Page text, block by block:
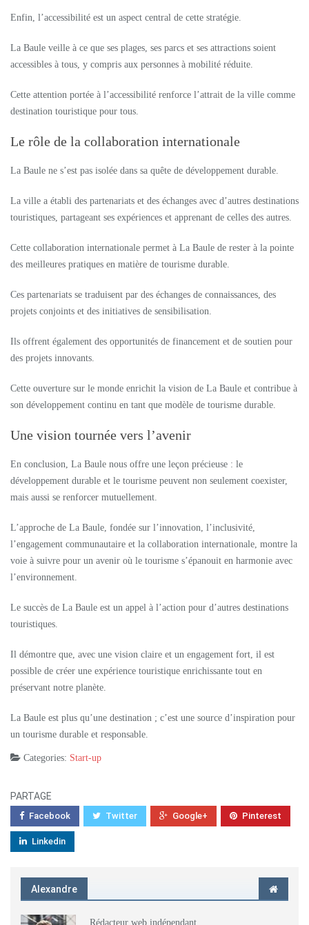
Enfin, l’accessibilité est un aspect central de cette stratégie.
La Baule veille à ce que ses plages, ses parcs et ses attractions soient
accessibles à tous, y compris aux personnes à mobilité réduite.
Cette attention portée à l’accessibilité renforce l’attrait de la ville comme
destination touristique pour tous.
Le rôle de la collaboration internationale
La Baule ne s’est pas isolée dans sa quête de développement durable.
La ville a établi des partenariats et des échanges avec d’autres destinations
touristiques, partageant ses expériences et apprenant de celles des autres.
Cette collaboration internationale permet à La Baule de rester à la pointe
des meilleures pratiques en matière de tourisme durable.
Ces partenariats se traduisent par des échanges de connaissances, des
projets conjoints et des initiatives de sensibilisation.
Ils offrent également des opportunités de financement et de soutien pour
des projets innovants.
Cette ouverture sur le monde enrichit la vision de La Baule et contribue à
son développement continu en tant que modèle de tourisme durable.
Une vision tournée vers l’avenir
En conclusion, La Baule nous offre une leçon précieuse : le
développement durable et le tourisme peuvent non seulement coexister,
mais aussi se renforcer mutuellement.
L’approche de La Baule, fondée sur l’innovation, l’inclusivité,
l’engagement communautaire et la collaboration internationale, montre la
voie à suivre pour un avenir où le tourisme s’épanouit en harmonie avec
l’environnement.
Le succès de La Baule est un appel à l’action pour d’autres destinations
touristiques.
Il démontre que, avec une vision claire et un engagement fort, il est
possible de créer une expérience touristique enrichissante tout en
préservant notre planète.
La Baule est plus qu’une destination ; c’est une source d’inspiration pour
un tourisme durable et responsable.
Categories: Start-up
PARTAGE
Facebook Twitter Google+ Pinterest
Linkedin
Alexandre
Rédacteur web indépendant